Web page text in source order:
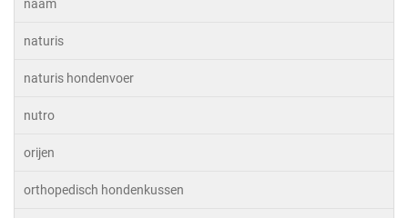
naam
naturis
naturis hondenvoer
nutro
orijen
orthopedisch hondenkussen